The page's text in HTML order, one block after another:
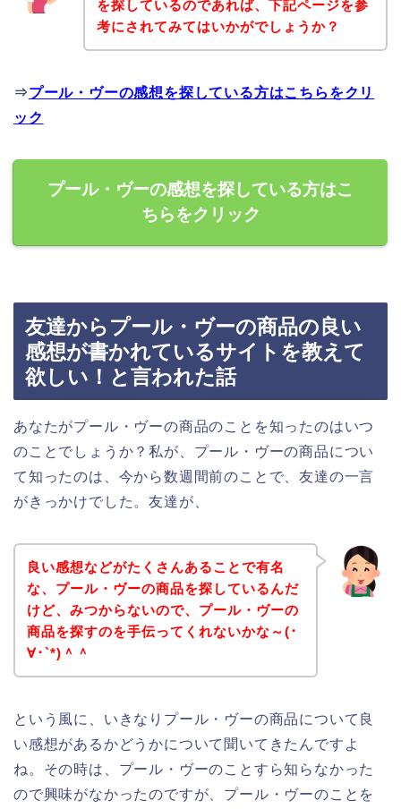
を探しているのであれば、下記ページを参
考にされてみてはいかがでしょうか？
⇒プール・ヴーの感想を探している方はこちらをクリ
ック
プール・ヴーの感想を探している方はこ
ちらをクリック
友達からプール・ヴーの商品の良い
感想が書かれているサイトを教えて
欲しい！と言われた話
あなたがプール・ヴーの商品のことを知ったのはいつ
のことでしょうか？私が、プール・ヴーの商品につい
て知ったのは、今から数週間前のことで、友達の一言
がきっかけでした。友達が、
良い感想などがたくさんあることで有名
な、プール・ヴーの商品を探しているんだ
けど、みつからないので、プール・ヴーの
商品を探すのを手伝ってくれないかな～(･
∀･`*)＾＾
という風に、いきなりプール・ヴーの商品について良
い感想があるかどうかについて聞いてきたんですよ
ね。その時は、プール・ヴーのことすら知らなかった
ので興味がなかったのですが、プール・ヴーのことを